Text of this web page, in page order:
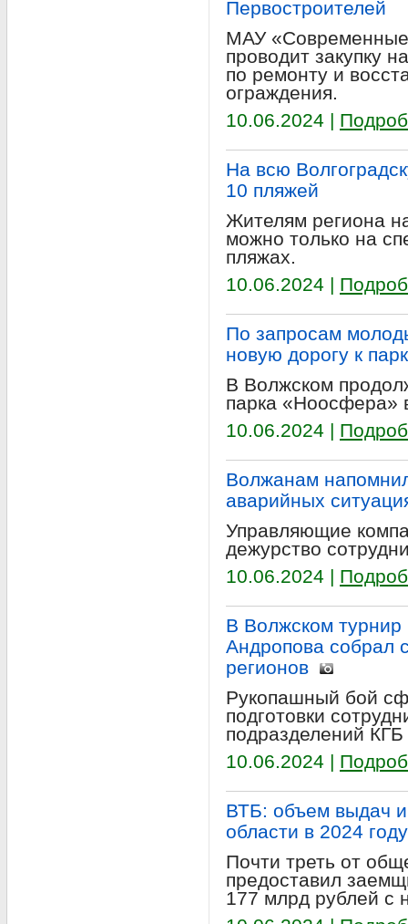
Первостроителей
МАУ «Современные
проводит закупку
по ремонту и
ограждения.
10.06.2024 |
На всю
10 пляжей
Жителям региона
можно только на
пляжах.
10.06.2024 |
По запросам
новую дорогу к
В Волжском
парка «Ноосфера»
10.06.2024 |
Волжанам
аварийных
Управляющие
дежурство
10.06.2024 |
В Волжском
Андропова собрал
регионов
Рукопашный бой
подготовки
подразделений
10.06.2024 |
ВТБ: объем выдач
области в 2024
Почти треть от
предоставил
177 млрд рублей с